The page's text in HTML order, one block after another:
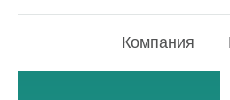
Компания